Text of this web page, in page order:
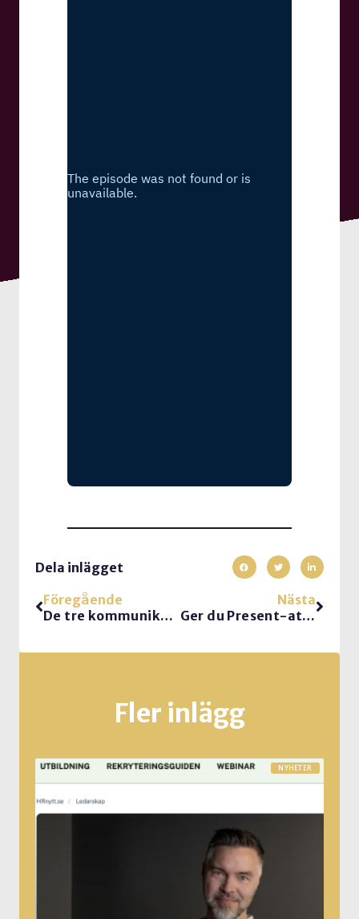
Dela inlägget
Föregående
De tre kommunikativa superkrafterna
Nästa
Ger du Present-ationer?
Fler inlägg
NYHETER